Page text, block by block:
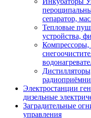
сепаратор,
Тепловые
устройства,
Компрессоры,
Электростанции
дизельные
Заградительные
управления